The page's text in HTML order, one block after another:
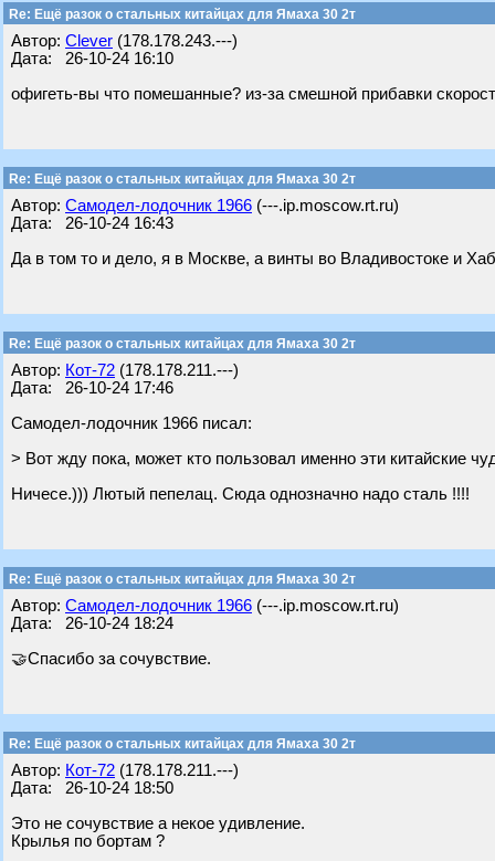
Re: Ещё разок о стальных китайцах для Ямаха 30 2т
Автор: Clever (178.178.243.---)
Дата: 26-10-24 16:10
офигеть-вы что помешанные? из-за смешной прибавки
Re: Ещё разок о стальных китайцах для Ямаха 30 2т
Автор: Самодел-лодочник 1966 (---.ip.moscow.rt.ru)
Дата: 26-10-24 16:43
Да в том то и дело, я в Москве, а винты во Владивостоке и
Re: Ещё разок о стальных китайцах для Ямаха 30 2т
Автор: Кот-72 (178.178.211.---)
Дата: 26-10-24 17:46
Самодел-лодочник 1966 писал:
> Вот жду пока, может кто пользовал именно эти китайские
Ничесе.))) Лютый пепелац. Сюда однозначно надо сталь !!!!
Re: Ещё разок о стальных китайцах для Ямаха 30 2т
Автор: Самодел-лодочник 1966 (---.ip.moscow.rt.ru)
Дата: 26-10-24 18:24
🤝Спасибо за сочувствие.
Re: Ещё разок о стальных китайцах для Ямаха 30 2т
Автор: Кот-72 (178.178.211.---)
Дата: 26-10-24 18:50
Это не сочувствие а некое удивление.
Крылья по бортам ?